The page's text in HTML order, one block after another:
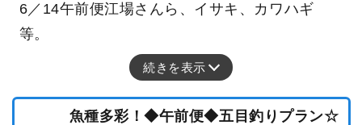
6／14午前便江場さんら、イサキ、カワハギ
等。
続きを表示
魚種多彩！◆午前便◆五目釣りプラン☆